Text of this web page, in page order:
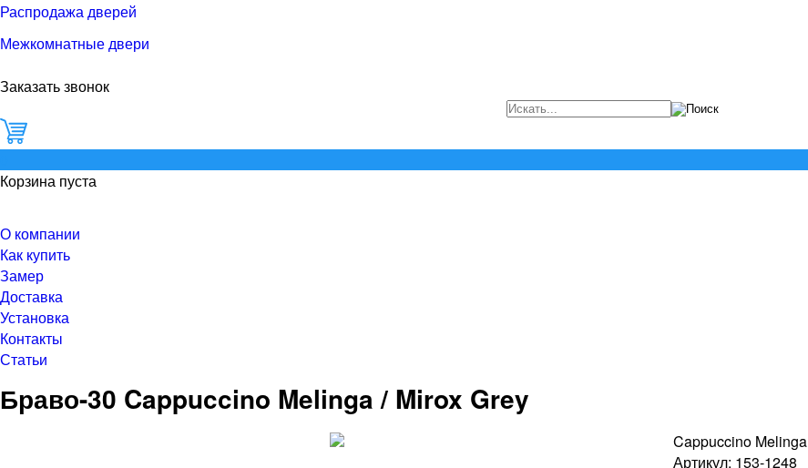
Распродажа дверей
Межкомнатные двери
Заказать звонок
Корзина пуста
О компании
Как купить
Замер
Доставка
Установка
Контакты
Статьи
Браво-30 Cappuccino Melinga / Mirox Grey
Cappuccino Melinga
Артикул: 153-1248